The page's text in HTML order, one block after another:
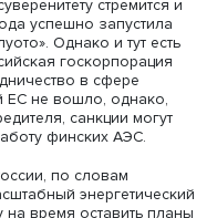
в
энергии, особенно
уровня
затянуть
Энергоемкие
временной
субсидироваться
Владимиров.